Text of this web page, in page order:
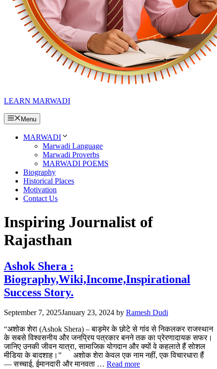
LEARN MARWADI
Menu
MARWADI
Marwadi Language
Marwadi Proverbs
MARWADI POEMS
Biography
Historical Places
Motivation
Contact Us
Inspiring Journalist of
Rajasthan
Ashok Shera :
Biography,Wiki,Income,Inspirational
Success Story.
September 7, 2025January 23, 2024 by Ramesh Dudi
“अशोक शेरा (Ashok Shera) – बाड़मेर के छोटे से गांव से निकलकर राजस्थान
के सबसे विश्वसनीय और जनप्रिय पत्रकार बनने तक का प्रेरणादायक सफर।
जानिए उनकी जीवन यात्रा, सामाजिक योगदान और क्यों वे कहलाते हैं सोशल
मीडिया के बादशाह।” अशोक शेरा केवल एक नाम नहीं, एक विचारधारा हैं
— सच्चाई, ईमानदारी और मानवता … Read more